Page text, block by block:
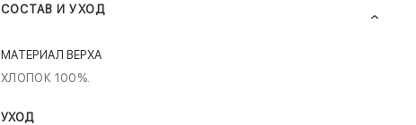
СОСТАВ И УХОД
МАТЕРИАЛ ВЕРХА
ХЛОПОК 100%.
УХОД